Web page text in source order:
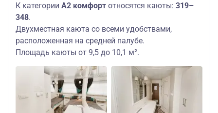
К категории А2 комфорт относятся каюты: 319–
348.
Двухместная каюта со всеми удобствами,
расположенная на средней палубе.
Площадь каюты от 9,5 до 10,1 м².